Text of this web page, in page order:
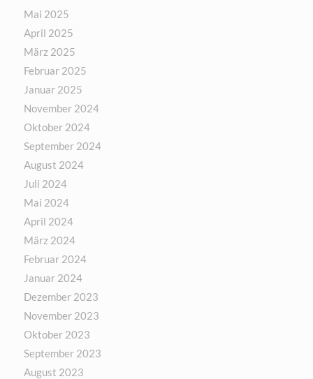
Mai 2025
April 2025
März 2025
Februar 2025
Januar 2025
November 2024
Oktober 2024
September 2024
August 2024
Juli 2024
Mai 2024
April 2024
März 2024
Februar 2024
Januar 2024
Dezember 2023
November 2023
Oktober 2023
September 2023
August 2023